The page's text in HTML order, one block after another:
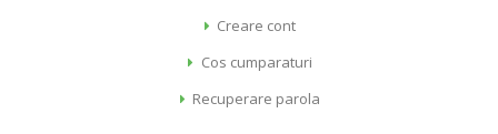
Creare cont
Cos cumparaturi
Recuperare parola